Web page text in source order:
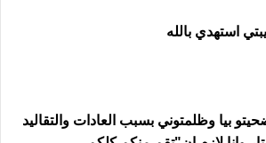
استهدي بالله
بيا وظلمتوني بسبب العادات والتقاليد